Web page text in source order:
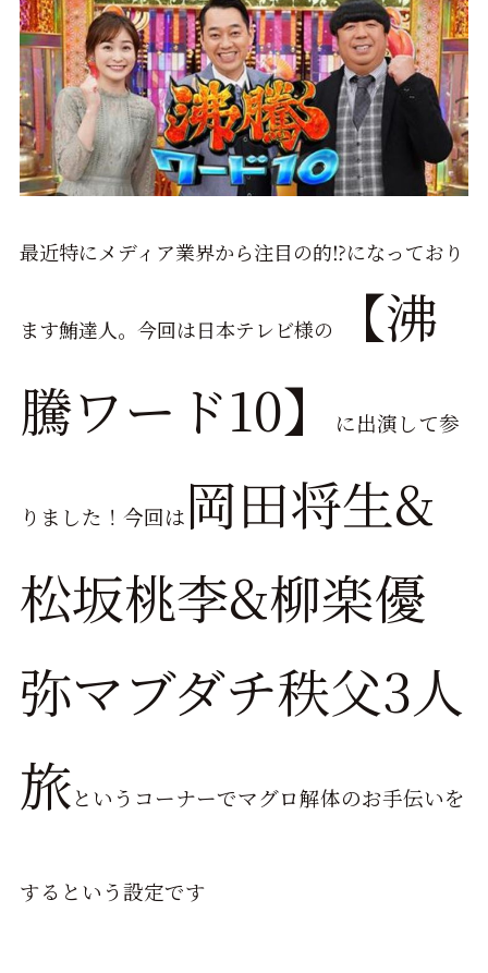
最近特にメディア業界から注目の的⁉になっており
ます鮪達人。今回は日本テレビ様の
【沸
騰ワード10】
に出演して参
りました！今回は 岡田将生&
松坂桃李&柳楽優
弥マブダチ秩父3人
旅というコーナーでマグロ解体のお手伝いを
するという設定です